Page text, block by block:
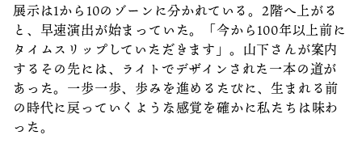
展示は1から10のゾーンに分かれている。2階へ上がる
と、早速演出が始まっていた。「今から100年以上前に
タイムスリップしていただきます」。山下さんが案内
するその先には、ライトでデザインされた一本の道が
あった。一歩一歩、歩みを進めるたびに、生まれる前
の時代に戻っていくような感覚を確かに私たちは味わ
った。